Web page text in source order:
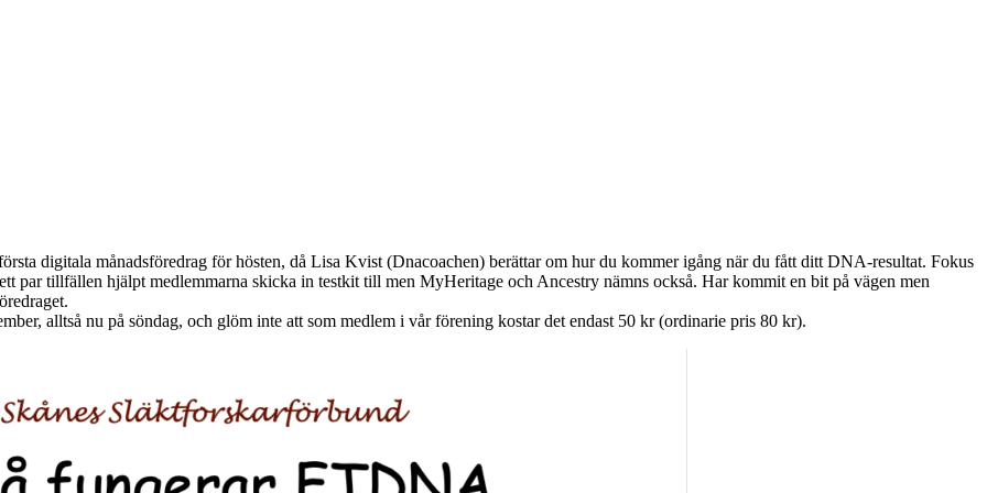
digitala månadsföredrag för hösten, då Lisa Kvist (Dnacoachen) berättar om hur du kommer igång när du fått ditt DNA-resultat. Fokus
par tillfällen hjälpt medlemmarna skicka in testkit till men MyHeritage och Ancestry nämns också. Har kommit en bit på vägen men
alltså nu på söndag, och glöm inte att som medlem i vår förening kostar det endast 50 kr (ordinarie pris 80 kr).